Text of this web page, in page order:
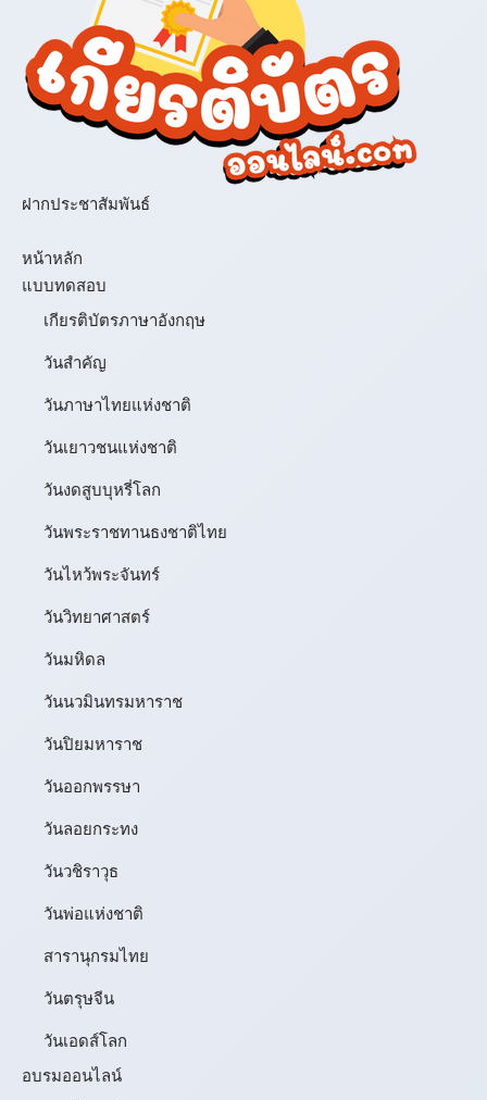
ฝากประชาสัมพันธ์
หน้าหลัก
แบบทดสอบ
เกียรติบัตรภาษาอังกฤษ
วันสำคัญ
วันภาษาไทยแห่งชาติ
วันเยาวชนแห่งชาติ
วันงดสูบบุหรี่โลก
วันพระราชทานธงชาติไทย
วันไหว้พระจันทร์​
วันวิทยาศาสตร์
วันมหิดล
วันนวมินทรมหาราช
วันปิยมหาราช
วันออกพรรษา
วันลอยกระทง
วันวชิราวุธ
วันพ่อแห่งชาติ
สารานุกรมไทย
วันตรุษจีน
วันเอดส์โลก
อบรมออนไลน์